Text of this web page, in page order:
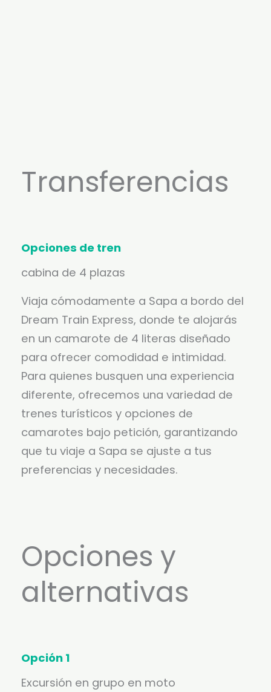
Transferencias
Opciones de tren
cabina de 4 plazas
Viaja cómodamente a Sapa a bordo del
Dream Train Express, donde te alojarás
en un camarote de 4 literas diseñado
para ofrecer comodidad e intimidad.
Para quienes busquen una experiencia
diferente, ofrecemos una variedad de
trenes turísticos y opciones de
camarotes bajo petición, garantizando
que tu viaje a Sapa se ajuste a tus
preferencias y necesidades.
Opciones y
alternativas
Opción 1
Excursión en grupo en moto